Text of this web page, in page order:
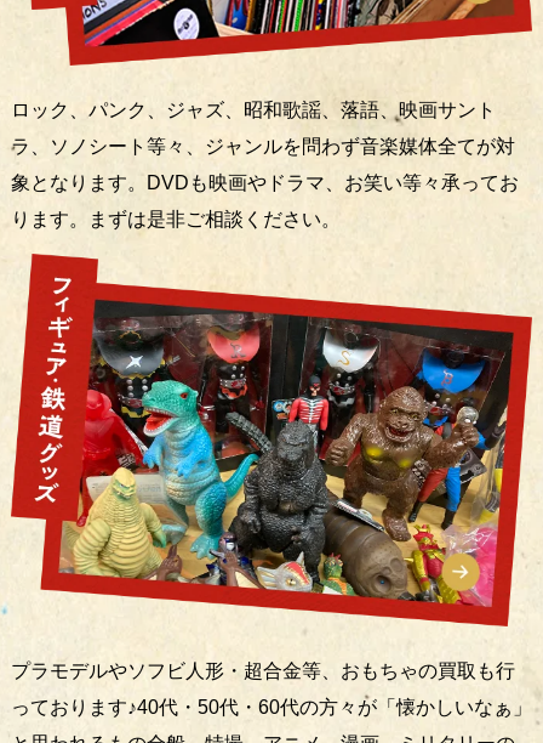
ロック、パンク、ジャズ、昭和歌謡、落語、映画サント
ラ、ソノシート等々、ジャンルを問わず音楽媒体全てが対
象となります。DVDも映画やドラマ、お笑い等々承ってお
ります。まずは是非ご相談ください。
プラモデルやソフビ人形・超合金等、おもちゃの買取も行
っております♪40代・50代・60代の方々が「懐かしいなぁ」